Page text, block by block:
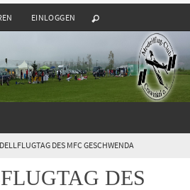
EINLOGGEN
DES MFC GESCHWENDA
DES